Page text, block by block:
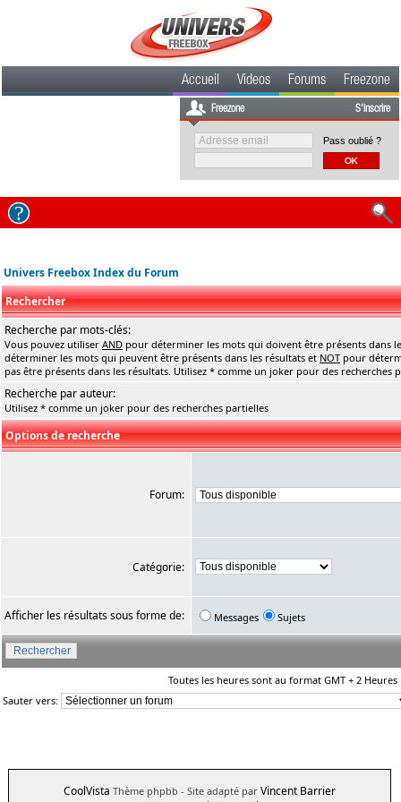
Accueil Videos Forums Freezone
Freezone S'inscrire
Pass oublié ?
Univers Freebox Index du Forum
Rechercher
Recherche par mots-clés:
Vous pouvez utiliser AND pour déterminer les mots qui doivent être présents dans
déterminer les mots qui peuvent être présents dans les résultats et NOT pour
pas être présents dans les résultats. Utilisez * comme un joker pour des recherches
Recherche par auteur:
Utilisez * comme un joker pour des recherches partielles
Options de recherche
Forum:
Catégorie:
Afficher les résultats sous forme de: Messages Sujets
Toutes les heures sont au format GMT + 2 Heures
Sauter vers:
CoolVista Thème phpbb - Site adapté par Vincent Barrier